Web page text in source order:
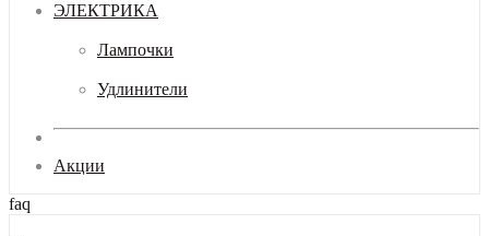
ЭЛЕКТРИКА
Лампочки
Удлинители
Акции
faq